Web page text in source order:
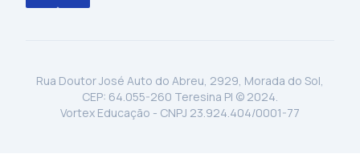
Rua Doutor José Auto do Abreu, 2929, Morada do Sol,
CEP: 64.055-260 Teresina PI © 2024.
Vortex Educação - CNPJ 23.924.404/0001-77